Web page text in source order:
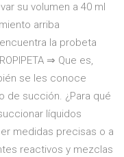
su volumen a 40 ml
arriba
la probeta
⇒ Que es,
se les conoce
de succión. ¿Para qué
líquidos
medidas precisas o a
reactivos y mezclas